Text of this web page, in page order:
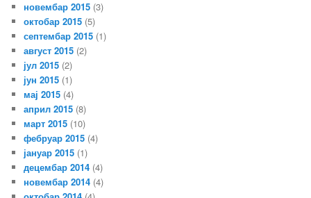
новембар 2015 (3)
октобар 2015 (5)
септембар 2015 (1)
август 2015 (2)
јул 2015 (2)
јун 2015 (1)
мај 2015 (4)
април 2015 (8)
март 2015 (10)
фебруар 2015 (4)
јануар 2015 (1)
децембар 2014 (4)
новембар 2014 (4)